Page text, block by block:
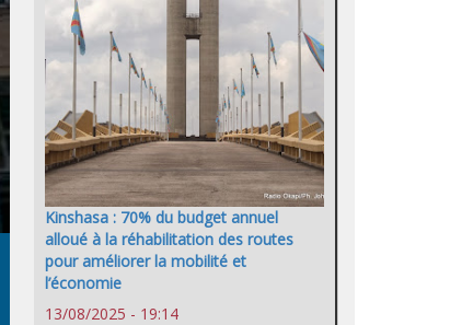
Kinshasa : 70% du budget annuel
alloué à la réhabilitation des routes
pour améliorer la mobilité et
l’économie
13/08/2025 - 19:14